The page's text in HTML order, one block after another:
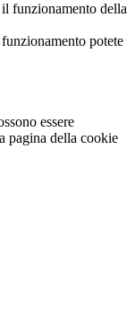
funzionamento della
potete
essere
pagina della cookie